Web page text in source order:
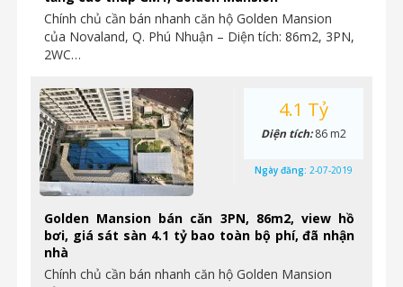
Chính chủ cần bán nhanh căn hộ Golden Mansion
của Novaland, Q. Phú Nhuận – Diện tích: 86m2, 3PN,
2WC…
Golden Mansion bán căn 3PN, 86m2, view hồ
bơi, giá sát sàn 4.1 tỷ bao toàn bộ phí, đã nhận
nhà
Chính chủ cần bán nhanh căn hộ Golden Mansion
4.1 Tỷ
Diện tích:86 m2
Ngày đăng: 2-07-2019